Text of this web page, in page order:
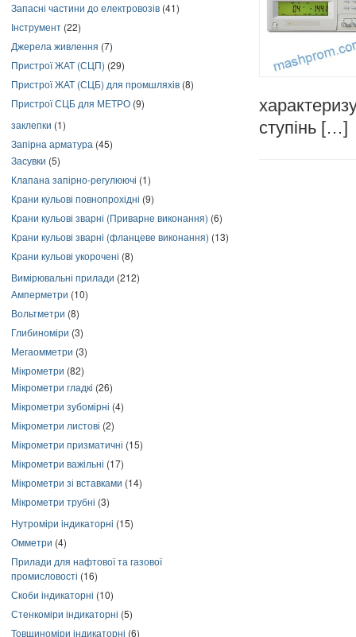
Запасні частини до електровозів (41)
Інструмент (22)
Джерела живлення (7)
Пристрої ЖАТ (СЦП) (29)
Пристрої ЖАТ (СЦБ) для промшляхів (8)
Пристрої СЦБ для МЕТРО (9)
заклепки (1)
Запірна арматура (45)
Засувки (5)
Клапана запірно-регулюючі (1)
Крани кульові повнопрохідні (9)
Крани кульові зварні (Приварне виконання) (6)
Крани кульові зварні (фланцеве виконання) (13)
Крани кульові укорочені (8)
Вимірювальні прилади (212)
Амперметри (10)
Вольтметри (8)
Глибиноміри (3)
Мегаомметри (3)
Мікрометри (82)
Мікрометри гладкі (26)
Мікрометри зубомірні (4)
Мікрометри листові (2)
Мікрометри призматичні (15)
Мікрометри важільні (17)
Мікрометри зі вставками (14)
Мікрометри трубні (3)
Нутроміри індикаторні (15)
Омметри (4)
Прилади для нафтової та газової
промисловості (16)
Скоби індикаторні (10)
Стенкоміри індикаторні (5)
Товщиноміри індикаторні (6)
ступінь […]